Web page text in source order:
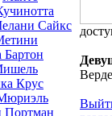
Сайкс
Крус
Портман